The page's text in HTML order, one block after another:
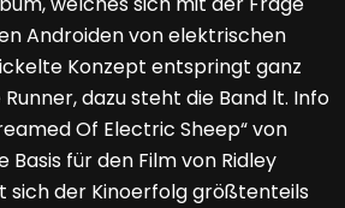
Androiden von elektrischen
Konzept entspringt ganz
dazu steht die Band lt. Info
Of Electric Sheep“ von
Basis für den Film von Ridley
sich der Kinoerfolg größtenteils